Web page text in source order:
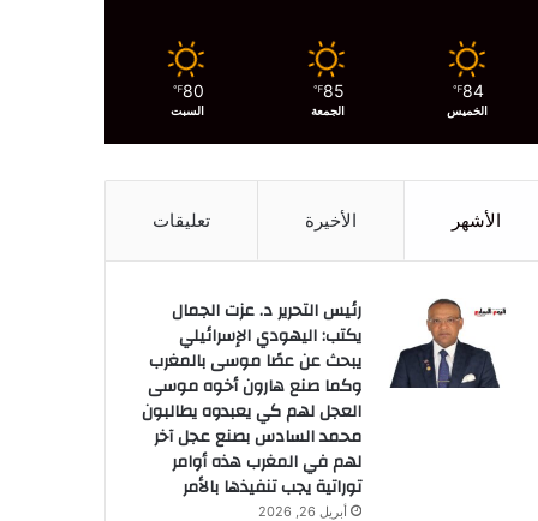
84
℉
الخميس
85
℉
الجمعة
80
℉
السبت
الأشهر الأخيرة تعليقات
رئيس التحرير د. عزت الجمال
يكتب: اليهودي الإسرائيلي
يبحث عن عصًا موسى بالمغرب
وكما صنع هارون أخوه موسى
العجل لهم كي يعبدوه يطالبون
محمد السادس بصنع عجل آخر
لهم في المغرب هذه أوامر
توراتية يجب تنفيذها بالأمر
أبريل 26, 2026